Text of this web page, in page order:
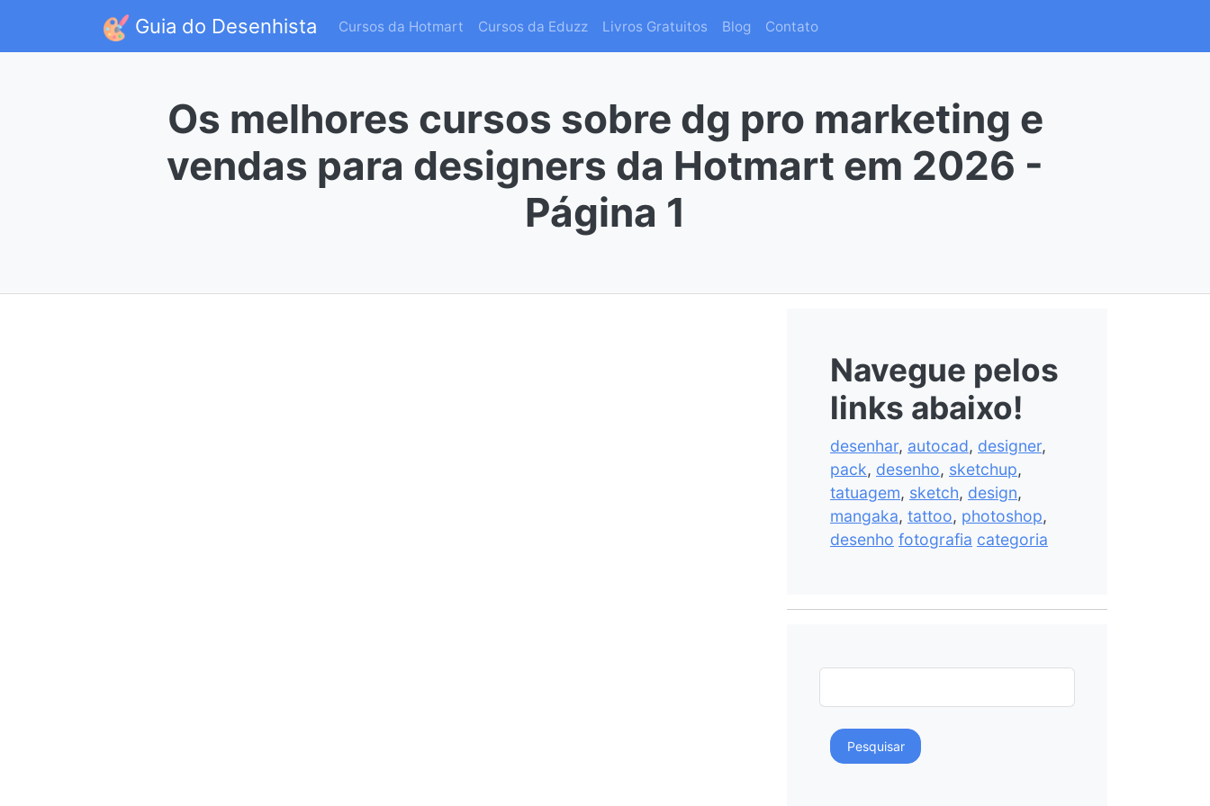
Guia do Desenhista Cursos da Hotmart Cursos da Eduzz Livros Gratuitos Blog Contato
Os melhores cursos sobre dg pro marketing e
vendas para designers da Hotmart em 2026 -
Página 1
Navegue pelos
links abaixo!
desenhar, autocad, designer,
pack, desenho, sketchup,
tatuagem, sketch, design,
mangaka, tattoo, photoshop,
desenho fotografia categoria
Pesquisar